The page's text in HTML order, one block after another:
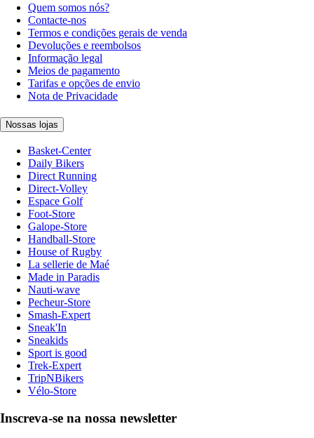
Quem somos nós?
Contacte-nos
Termos e condições gerais de venda
Devoluções e reembolsos
Informação legal
Meios de pagamento
Tarifas e opções de envio
Nota de Privacidade
Nossas lojas
Basket-Center
Daily Bikers
Direct Running
Direct-Volley
Espace Golf
Foot-Store
Galope-Store
Handball-Store
House of Rugby
La sellerie de Maé
Made in Paradis
Nauti-wave
Pecheur-Store
Smash-Expert
Sneak'In
Sneakids
Sport is good
Trek-Expert
TripNBikers
Vélo-Store
Inscreva-se na nossa newsletter